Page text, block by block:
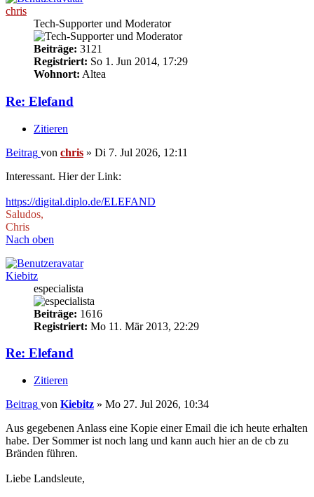
chris
Tech-Supporter und Moderator
Beiträge: 3121
Registriert: So 1. Jun 2014, 17:29
Wohnort: Altea
Re: Elefand
Zitieren
Beitrag von chris » Di 7. Jul 2026, 12:11
Interessant. Hier der Link:
https://digital.diplo.de/ELEFAND
Saludos,
Chris
Nach oben
Kiebitz
especialista
Beiträge: 1616
Registriert: Mo 11. Mär 2013, 22:29
Re: Elefand
Zitieren
Beitrag von Kiebitz » Mo 27. Jul 2026, 10:34
Aus gegebenen Anlass eine Kopie einer Email die ich heute erhalten
habe. Der Sommer ist noch lang und kann auch hier an de cb zu
Bränden führen.
Liebe Landsleute,